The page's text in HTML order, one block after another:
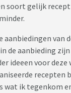
soort gelijk
van
de aanbieding
ideeen voor deze
recepten
wat ik tegenkom